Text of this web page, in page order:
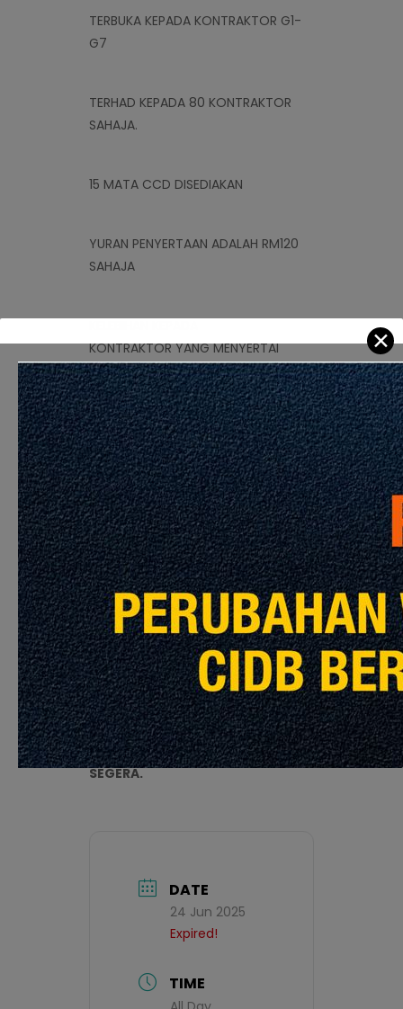
TERBUKA KEPADA KONTRAKTOR G1-
G7
TERHAD KEPADA 80 KONTRAKTOR
SAHAJA.
15 MATA CCD DISEDIAKAN
YURAN PENYERTAAN ADALAH RM120
SAHAJA
KONTRAKTOR YANG MENYERTAI
> Seminar ini adalah untuk
memberi pendedahan dan
kesedaran kepada penggiat di
dalam industri pembinaan seperti
kontraktor dan klien dan segala
rangkaian lain yang melengkapkan
suatu projek pembinaan seperti
perunding untuk memilih kaedah
penyelesaian pertikaian alternatif
sebagai medium penyelesaian
pertikaian.
FIRST COME FIRST SERVE.DAFTAR
SEGERA.
DATE
24 Jun 2025
Expired!
TIME
✕